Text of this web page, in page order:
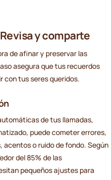
y comparte
de afinar y preservar las
asegura que tus recuerdos
con tus seres queridos.
de tus llamadas,
puede cometer errores,
o ruido de fondo. Según
del 85% de las
pequeños ajustes para